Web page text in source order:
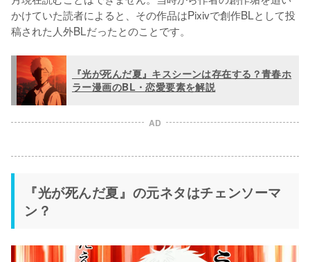
かけていた読者によると、その作品はPixivで創作BLとして投
稿された人外BLだったとのことです。
『光が死んだ夏』キスシーンは存在する？青春ホ
ラー漫画のBL・恋愛要素を解説
AD
『光が死んだ夏』の元ネタはチェンソーマ
ン？